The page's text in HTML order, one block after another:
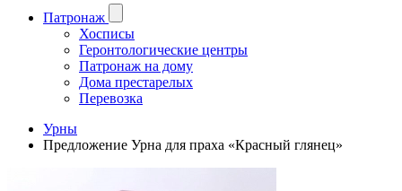
Патронаж
Хосписы
Геронтологические центры
Патронаж на дому
Дома престарелых
Перевозка
Урны
Предложение Урна для праха «Красный глянец»